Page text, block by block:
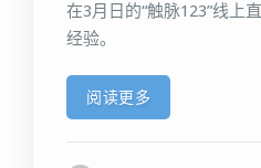
在3月日的“触脉123”线上
经验。
阅读更多